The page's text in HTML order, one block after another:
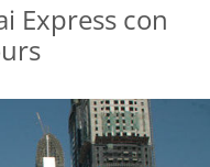
Express con